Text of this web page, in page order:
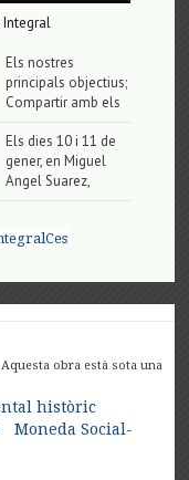
Integral
Els nostres
principals objectius;
Compartir amb els
Els dies 10 i 11 de
gener, en Miguel
Angel Suarez,
obra està sota una
històric
Moneda Social-